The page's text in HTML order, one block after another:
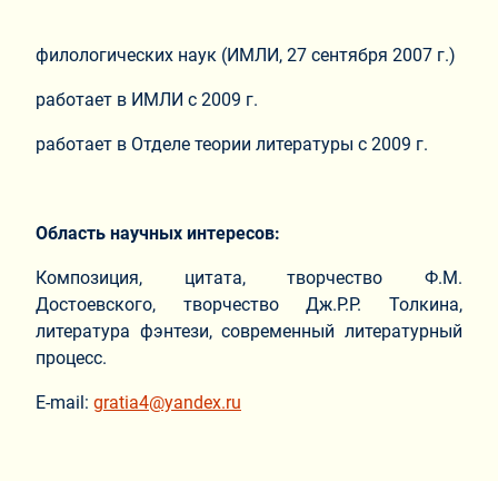
филологических наук (ИМЛИ, 27 сентября 2007 г.)
работает в ИМЛИ с 2009 г.
работает в Отделе теории литературы с 2009 г.
Область научных интересов:
Композиция, цитата, творчество Ф.М.
Достоевского, творчество Дж.Р.Р. Толкина,
литература фэнтези, современный литературный
процесс.
E-mail: gratia4@yandex.ru